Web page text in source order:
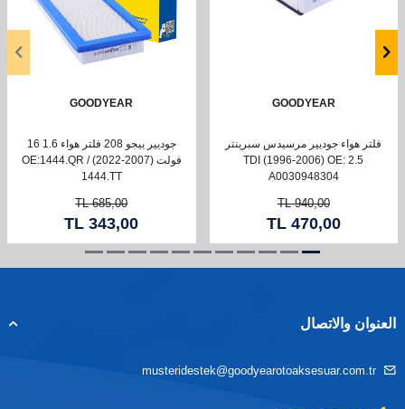
GOODYEAR
فلتر هواء جوديير مرسيدس سبرينتر
2.5 TDI (1996-2006) OE:
A0030948304
940,00
TL
470,00
TL
GOODYEAR
جوديير بيجو 208 فلتر هواء 1.6 16
فولت (2007-2022) OE:1444.QR /
1444.TT
685,00
TL
343,00
TL
العنوان والاتصال
musteridestek@goodyearotoaksesuar.com.tr